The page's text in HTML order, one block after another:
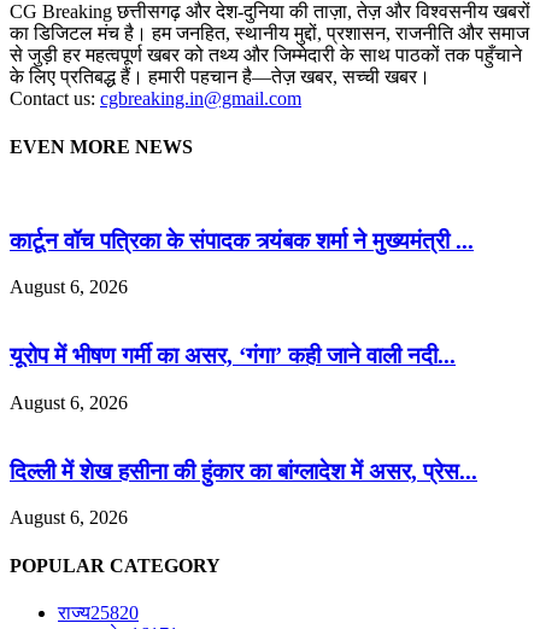
CG Breaking छत्तीसगढ़ और देश-दुनिया की ताज़ा, तेज़ और विश्वसनीय खबरों
का डिजिटल मंच है। हम जनहित, स्थानीय मुद्दों, प्रशासन, राजनीति और समाज
से जुड़ी हर महत्वपूर्ण खबर को तथ्य और जिम्मेदारी के साथ पाठकों तक पहुँचाने
के लिए प्रतिबद्ध हैं। हमारी पहचान है—तेज़ खबर, सच्ची खबर।
Contact us: cgbreaking.in@gmail.com
EVEN MORE NEWS
कार्टून वॉच पत्रिका के संपादक त्र्यंबक शर्मा ने मुख्यमंत्री ...
August 6, 2026
यूरोप में भीषण गर्मी का असर, ‘गंगा’ कही जाने वाली नदी...
August 6, 2026
दिल्ली में शेख हसीना की हुंकार का बांग्लादेश में असर, प्रेस...
August 6, 2026
POPULAR CATEGORY
राज्य25820